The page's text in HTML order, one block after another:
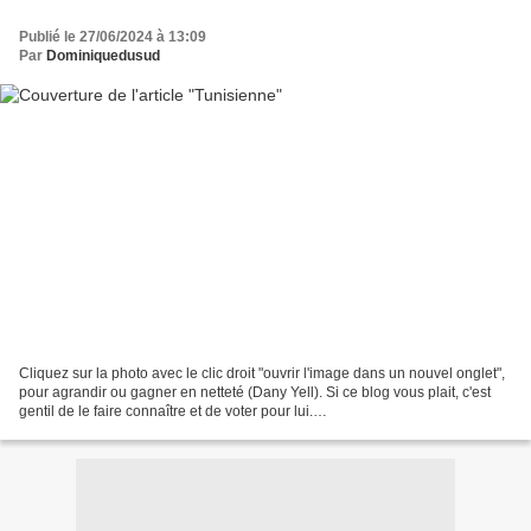
Publié le 27/06/2024 à 13:09
Par Dominiquedusud
Cliquez sur la photo avec le clic droit "ouvrir l'image dans un nouvel onglet",
pour agrandir ou gagner en netteté (Dany Yell). Si ce blog vous plait, c'est
gentil de le faire connaître et de voter pour lui.